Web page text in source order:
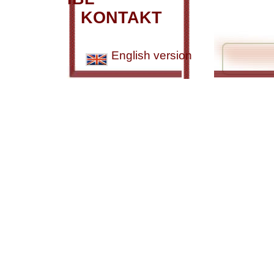
KONTAKT
English version